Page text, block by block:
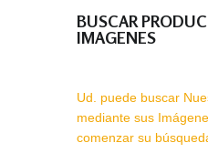
BUSCAR
IMAGENES
Ud. puede buscar
mediante sus
comenzar su